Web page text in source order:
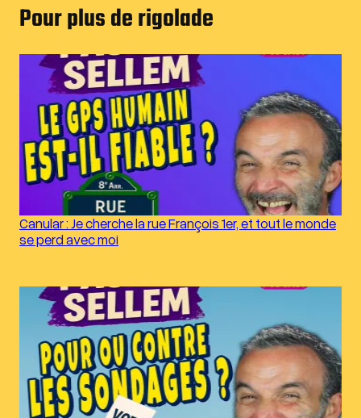
Pour plus de rigolade
Canular : Je cherche la rue François 1er, et tout le monde
se perd avec moi